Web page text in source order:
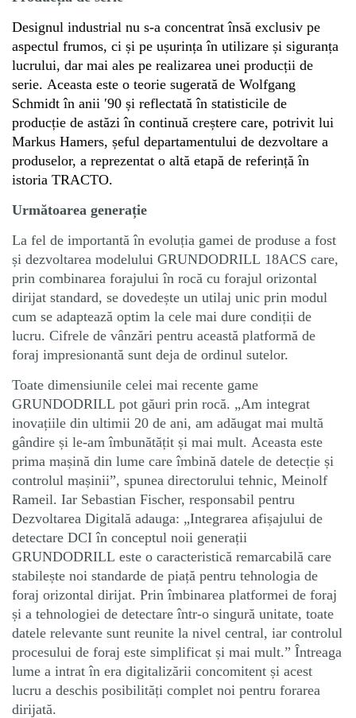
Designul industrial nu s-a concentrat însă exclusiv pe
aspectul frumos, ci și pe ușurința în utilizare și siguranța
lucrului, dar mai ales pe realizarea unei producții de
serie. Aceasta este o teorie sugerată de Wolfgang
Schmidt în anii ′90 și reflectată în statisticile de
producție de astăzi în continuă creștere care, potrivit lui
Markus Hamers, șeful departamentului de dezvoltare a
produselor, a reprezentat o altă etapă de referință în
istoria TRACTO.
Următoarea generație
La fel de importantă în evoluția gamei de produse a fost
și dezvoltarea modelului GRUNDODRILL 18ACS care,
prin combinarea forajului în rocă cu forajul orizontal
dirijat standard, se dovedește un utilaj unic prin modul
cum se adaptează optim la cele mai dure condiții de
lucru. Cifrele de vânzări pentru această platformă de
foraj impresionantă sunt deja de ordinul sutelor.
Toate dimensiunile celei mai recente game
GRUNDODRILL pot găuri prin rocă. „Am integrat
inovațiile din ultimii 20 de ani, am adăugat mai multă
gândire și le-am îmbunătățit și mai mult. Aceasta este
prima mașină din lume care îmbină datele de detecție și
controlul mașinii”, spunea directorului tehnic, Meinolf
Rameil. Iar Sebastian Fischer, responsabil pentru
Dezvoltarea Digitală adauga: „Integrarea afișajului de
detectare DCI în conceptul noii generații
GRUNDODRILL este o caracteristică remarcabilă care
stabilește noi standarde de piață pentru tehnologia de
foraj orizontal dirijat. Prin îmbinarea platformei de foraj
și a tehnologiei de detectare într-o singură unitate, toate
datele relevante sunt reunite la nivel central, iar controlul
procesului de foraj este simplificat și mai mult.” Întreaga
lume a intrat în era digitalizării concomitent și acest
lucru a deschis posibilități complet noi pentru forarea
dirijată.